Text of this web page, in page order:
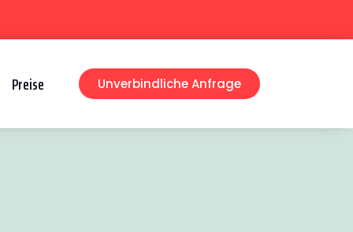
Preise Unverbindliche Anfrage